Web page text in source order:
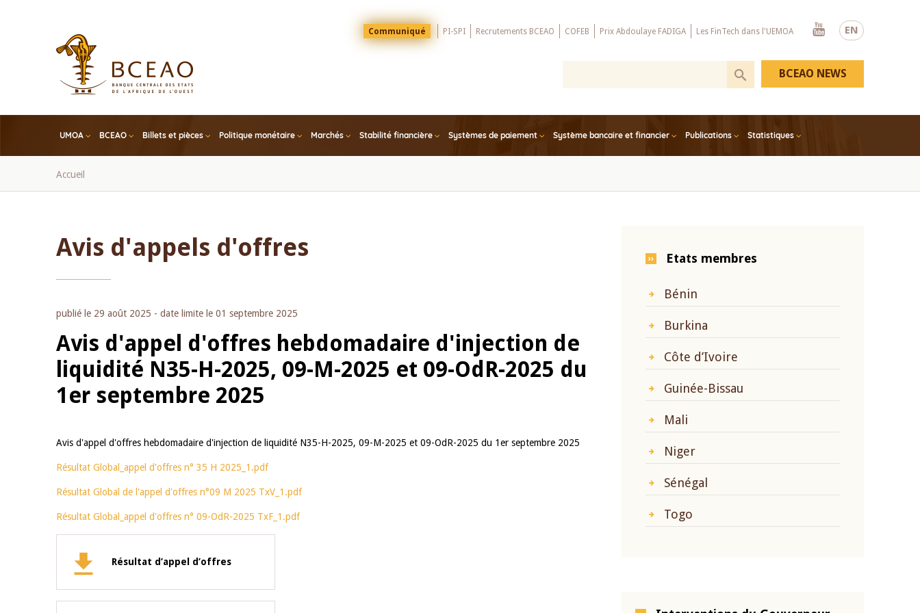
EN
Menu
Top
Communiqué PI-SPI Recrutements BCEAO COFEB Prix Abdoulaye FADIGA Les FinTech dans l'UEMOA
Youtube
UMOA BCEAO Billets et pièces Politique monétaire Marchés Stabilité financière Systèmes de paiement Système bancaire et financier Publications Statistiques
BCEAO NEWS
Fil
Accueil
Avis d'appels d'offres
publié le 29 août 2025 - date limite le 01 septembre 2025
Avis d'appel d'offres hebdomadaire d'injection de
liquidité N35-H-2025, 09-M-2025 et 09-OdR-2025 du
1er septembre 2025
Avis d'appel d'offres hebdomadaire d'injection de liquidité N35-H-2025, 09-M-2025 et 09-OdR-2025 du 1er septembre 2025
Résultat Global_appel d'offres n° 35 H 2025_1.pdf
Résultat Global de l'appel d'offres n°09 M 2025 TxV_1.pdf
Résultat Global_appel d'offres n° 09-OdR-2025 TxF_1.pdf
Résultat d’appel d’offres
Etats membres
Bénin
Burkina
Côte d’Ivoire
Guinée-Bissau
Mali
Niger
Sénégal
Togo